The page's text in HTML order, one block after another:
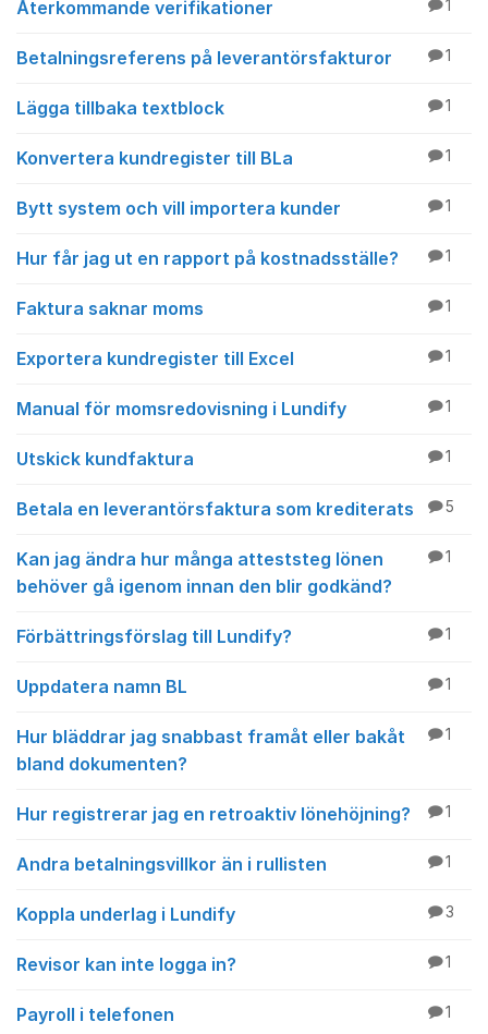
Återkommande verifikationer 1
Betalningsreferens på leverantörsfakturor 1
Lägga tillbaka textblock 1
Konvertera kundregister till BLa 1
Bytt system och vill importera kunder 1
Hur får jag ut en rapport på kostnadsställe? 1
Faktura saknar moms 1
Exportera kundregister till Excel 1
Manual för momsredovisning i Lundify 1
Utskick kundfaktura 1
Betala en leverantörsfaktura som krediterats 5
Kan jag ändra hur många atteststeg lönen
behöver gå igenom innan den blir godkänd?
1
Förbättringsförslag till Lundify? 1
Uppdatera namn BL 1
Hur bläddrar jag snabbast framåt eller bakåt
bland dokumenten?
1
Hur registrerar jag en retroaktiv lönehöjning? 1
Andra betalningsvillkor än i rullisten 1
Koppla underlag i Lundify 3
Revisor kan inte logga in? 1
Payroll i telefonen 1